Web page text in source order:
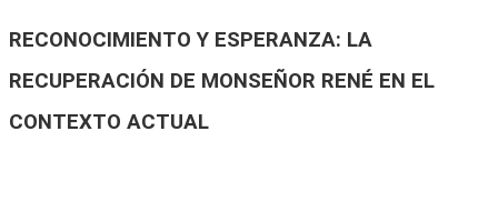
RECONOCIMIENTO Y ESPERANZA: LA
RECUPERACIÓN DE MONSEÑOR RENÉ EN EL
CONTEXTO ACTUAL